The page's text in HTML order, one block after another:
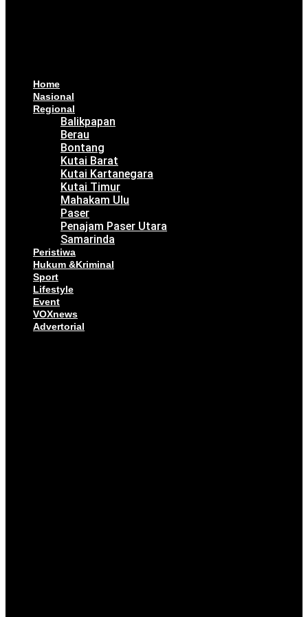
Home
Nasional
Regional
Balikpapan
Berau
Bontang
Kutai Barat
Kutai Kartanegara
Kutai Timur
Mahakam Ulu
Paser
Penajam Paser Utara
Samarinda
Peristiwa
Hukum &Kriminal
Sport
Lifestyle
Event
VOXnews
Advertorial